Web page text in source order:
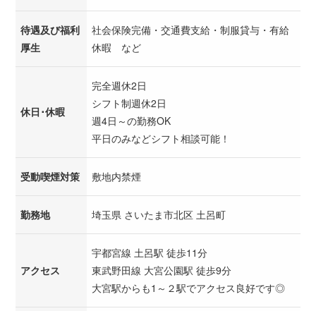
待遇及び福利
厚生
社会保険完備・交通費支給・制服貸与・有給
休暇 など
休日･休暇
完全週休2日
シフト制週休2日
週4日～の勤務OK
平日のみなどシフト相談可能！
受動喫煙対策 敷地内禁煙
勤務地 埼玉県 さいたま市北区 土呂町
アクセス
宇都宮線 土呂駅 徒歩11分
東武野田線 大宮公園駅 徒歩9分
大宮駅からも1～２駅でアクセス良好です◎